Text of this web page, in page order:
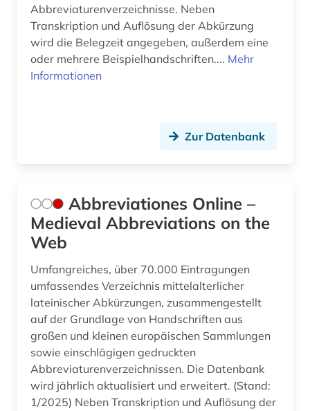
bibelwissenschaft (10)
bibelübersetzung (4)
bible (1)
bibliothekskatalog (2)
biblische archäologie (4)
biblische geographie (1)
biblische motive (1)
biblische person (3)
biblische stoffe (1)
Abbreviaturenverzeichnisse. Neben
Transkription und Auflösung der Abkürzung
wird die Belegzeit angegeben, außerdem eine
oder mehrere Beispielhandschriften.... Mehr
Informationen
Zur Datenbank
Abbreviationes Online –
Medieval Abbreviations on the
Web
Umfangreiches, über 70.000 Eintragungen
umfassendes Verzeichnis mittelalterlicher
lateinischer Abkürzungen, zusammengestellt
auf der Grundlage von Handschriften aus
großen und kleinen europäischen Sammlungen
sowie einschlägigen gedruckten
Abbreviaturenverzeichnissen. Die Datenbank
wird jährlich aktualisiert und erweitert. (Stand:
1/2025) Neben Transkription und Auflösung der